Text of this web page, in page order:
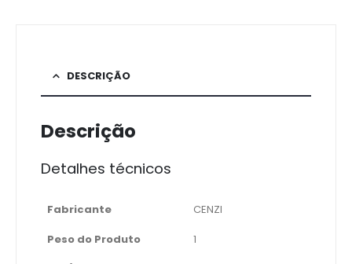
DESCRIÇÃO
Descrição
Detalhes técnicos
Fabricante
CENZI
Peso do Produto
1